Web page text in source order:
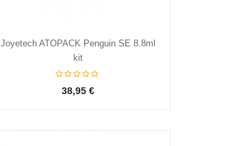
Joyetech ATOPACK Penguin SE 8.8ml
kit
38,95 €